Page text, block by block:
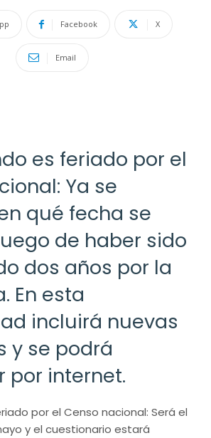
Facebook X
Email
es feriado por el
Ya se
qué fecha se
de haber sido
dos años por la
En esta
incluirá nuevas
y se podrá
por internet.
por el Censo nacional: Será el
y el cuestionario estará